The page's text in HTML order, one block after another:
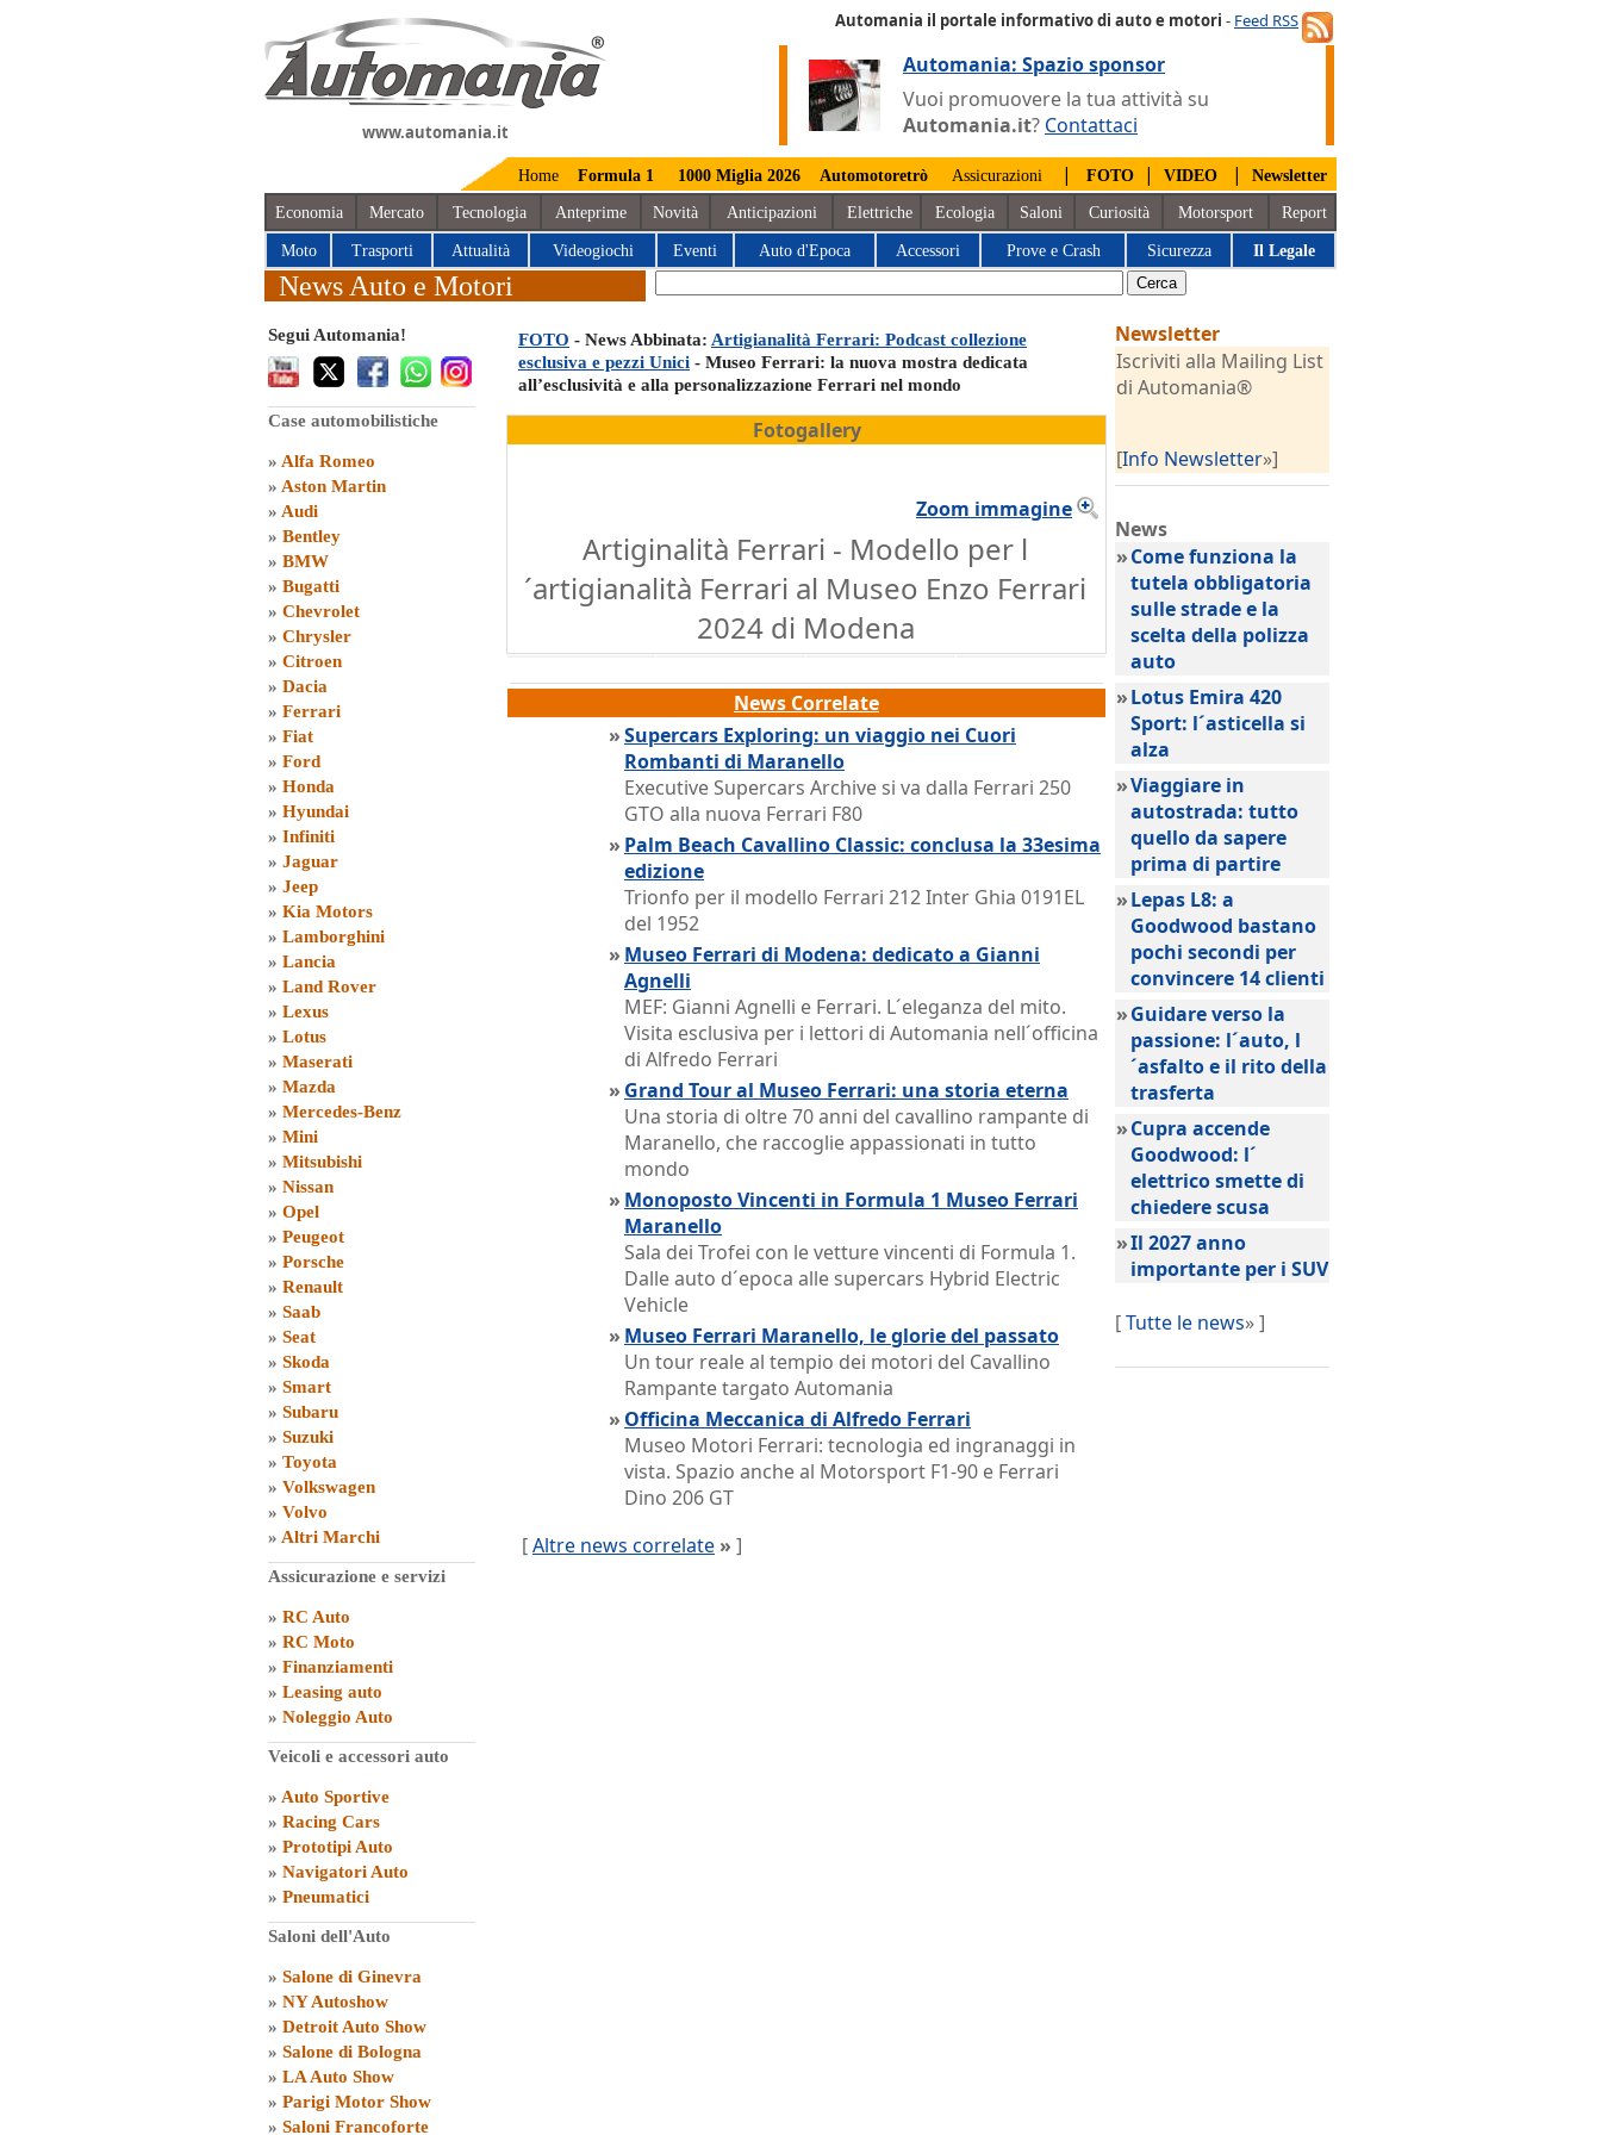
www.automania.it
Automania il portale informativo di auto e motori - Feed RSS
Automania: Spazio sponsor
Vuoi promuovere la tua attività su
Automania.it? Contattaci
Home Formula 1 1000 Miglia 2026 Automotoretrò Assicurazioni | FOTO | VIDEO | Newsletter
Economia Mercato Tecnologia Anteprime Novità Anticipazioni Elettriche Ecologia Saloni Curiosità Motorsport Report
Moto Trasporti Attualità Videogiochi Eventi Auto d'Epoca Accessori Prove e Crash Sicurezza Il Legale
News Auto e Motori
Segui Automania!
Case automobilistiche
» Alfa Romeo
» Aston Martin
» Audi
» Bentley
» BMW
» Bugatti
» Chevrolet
» Chrysler
» Citroen
» Dacia
» Ferrari
» Fiat
» Ford
» Honda
» Hyundai
» Infiniti
» Jaguar
» Jeep
» Kia Motors
» Lamborghini
» Lancia
» Land Rover
» Lexus
» Lotus
» Maserati
» Mazda
» Mercedes-Benz
» Mini
» Mitsubishi
» Nissan
» Opel
» Peugeot
» Porsche
» Renault
» Saab
» Seat
» Skoda
» Smart
» Subaru
» Suzuki
» Toyota
» Volkswagen
» Volvo
» Altri Marchi
Assicurazione e servizi
» RC Auto
» RC Moto
» Finanziamenti
» Leasing auto
» Noleggio Auto
Veicoli e accessori auto
» Auto Sportive
» Racing Cars
» Prototipi Auto
» Navigatori Auto
» Pneumatici
Saloni dell'Auto
» Salone di Ginevra
» NY Autoshow
» Detroit Auto Show
» Salone di Bologna
» LA Auto Show
» Parigi Motor Show
» Saloni Francoforte
FOTO - News Abbinata: Artigianalità Ferrari: Podcast collezione
esclusiva e pezzi Unici - Museo Ferrari: la nuova mostra dedicata
all’esclusività e alla personalizzazione Ferrari nel mondo
Fotogallery
Zoom immagine
Artiginalità Ferrari - Modello per l
´artigianalità Ferrari al Museo Enzo Ferrari
2024 di Modena
News Correlate
»Supercars Exploring: un viaggio nei Cuori
Rombanti di Maranello
Executive Supercars Archive si va dalla Ferrari 250
GTO alla nuova Ferrari F80
» Palm Beach Cavallino Classic: conclusa la 33esima
edizione
Trionfo per il modello Ferrari 212 Inter Ghia 0191EL
del 1952
» Museo Ferrari di Modena: dedicato a Gianni
Agnelli
MEF: Gianni Agnelli e Ferrari. L´eleganza del mito.
Visita esclusiva per i lettori di Automania nell´officina
di Alfredo Ferrari
» Grand Tour al Museo Ferrari: una storia eterna
Una storia di oltre 70 anni del cavallino rampante di
Maranello, che raccoglie appassionati in tutto
mondo
» Monoposto Vincenti in Formula 1 Museo Ferrari
Maranello
Sala dei Trofei con le vetture vincenti di Formula 1.
Dalle auto d´epoca alle supercars Hybrid Electric
Vehicle
» Museo Ferrari Maranello, le glorie del passato
Un tour reale al tempio dei motori del Cavallino
Rampante targato Automania
» Officina Meccanica di Alfredo Ferrari
Museo Motori Ferrari: tecnologia ed ingranaggi in
vista. Spazio anche al Motorsport F1-90 e Ferrari
Dino 206 GT
[Altre news correlate » ]
Newsletter
Iscriviti alla Mailing List
di Automania®
[Info Newsletter»]
News
»Come funziona la
tutela obbligatoria
sulle strade e la
scelta della polizza
auto
»Lotus Emira 420
Sport: l´asticella si
alza
»Viaggiare in
autostrada: tutto
quello da sapere
prima di partire
»Lepas L8: a
Goodwood bastano
pochi secondi per
convincere 14 clienti
»Guidare verso la
passione: l´auto, l
´asfalto e il rito della
trasferta
»Cupra accende
Goodwood: l´
elettrico smette di
chiedere scusa
»Il 2027 anno
importante per i SUV
[Tutte le news» ]